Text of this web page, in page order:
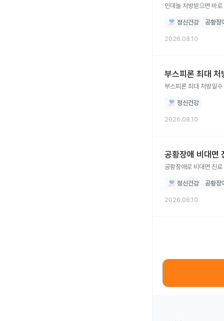
인데놀 처방받으면 바
정신건강 공황장
2026.08.10
부스피론 최대
부스피론 최대 처방일수
정신건강
2026.08.10
공황장애 비대면
공황장애로 비대면 진
정신건강 공황장
2026.08.10